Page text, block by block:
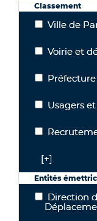
Classement
Ville de Paris
Ville de
Voirie et
Voirie et
Préfecture de
Usagers et
Usagers
Recrutement et
[+]
Entités
Direction de la
Direction